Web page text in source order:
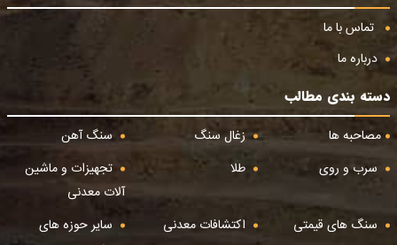
تماس با ما
درباره ما
دسته بندی مطالب
مصاحبه ها
زغال سنگ
سنگ آهن
سرب و روی
طلا
تجهیزات و ماشین
آلات معدنی
سنگ های قیمتی
اکتشافات معدنی
سایر حوزه های